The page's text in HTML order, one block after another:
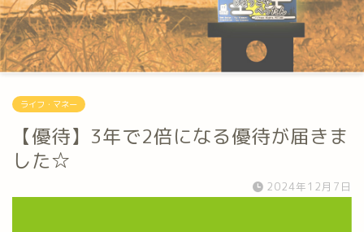
ライフ・マネー
【優待】3年で2倍になる優待が届きま
した☆
2024年12月7日